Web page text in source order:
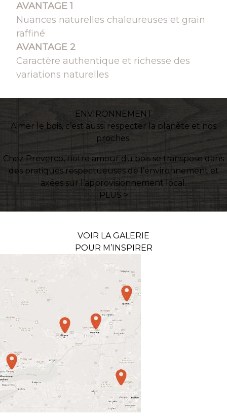
AVANTAGE 1
Nuances naturelles chaleureuses et grain
raffiné
AVANTAGE 2
Caractère authentique et richesse des
variations naturelles
ENVIRONNEMENT
Aimer le bois, c’est aussi respecter la planète et nos
proches.
Chez Preverco, notre amour du bois se transpose dans
des pratiques respectueuses de l’environnement et
axées sur l’approvisionnement local.
PLUS >
VOIR LA GALERIE
POUR M’INSPIRER